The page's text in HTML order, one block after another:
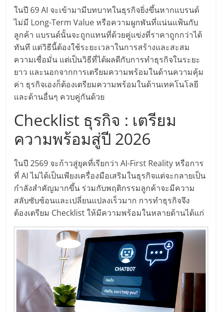
รวม
ข้อมูล
ธุรกิจ
SME
แห่ง
ประเทศไทย,
ThaiSMEsCenter,
รวม
ไทย,
SMEs,
แฟ
รน
ไชส์,
รวม
ในปี 69 AI จะเข้ามามีบทบาทในธุรกิจยิ่งขึ้นหากแบรนด์
ไม่มี Long-Term Value หรือความผูกพันที่แน่นแฟ้นกับ
ลูกค้า แบรนด์นั้นจะถูกแทนที่ด้วยคู่แข่งที่ราคาถูกกว่าได้
ทันที แต่วิธีนี้ต้องใช้ระยะเวลาในการสร้างและสะสม
ความเชื่อมั่น แต่เป็นวิธีที่ได้ผลดีกับการทำธุรกิจในระยะ
ยาว และนอกจากการเตรียมความพร้อมในด้านความคุ้ม
ค่า ธุรกิจเองก็ต้องเตรียมความพร้อมในด้านเทคโนโลยี
และด้านอื่นๆ ควบคู่กันด้วย
Checklist ธุรกิจ : เตรียม
ความพร้อมสู่ปี 2026
ในปี 2569 จะก้าวสู่ยุคที่เรียกว่า AI-First Reality หรือการ
ที่ AI ไม่ได้เป็นเพียงเครื่องมือเสริมในธุรกิจแต่จะกลายเป็น
กำลังสำคัญมากขึ้น ร่วมกับพฤติกรรมลูกค้าจะมีความ
สลับซับซ้อนและเปลี่ยนแปลงเร็วมาก การทำธุรกิจจึง
ต้องเตรียม Checklist ให้มีความพร้อมในหลายด้านได้แก่